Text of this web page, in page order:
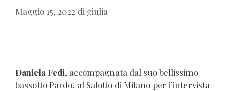
Maggio 15, 2022 di giulia
Daniela Fedi, accompagnata dal suo bellissimo
bassotto Pardo, al Salotto di Milano per l’intervista